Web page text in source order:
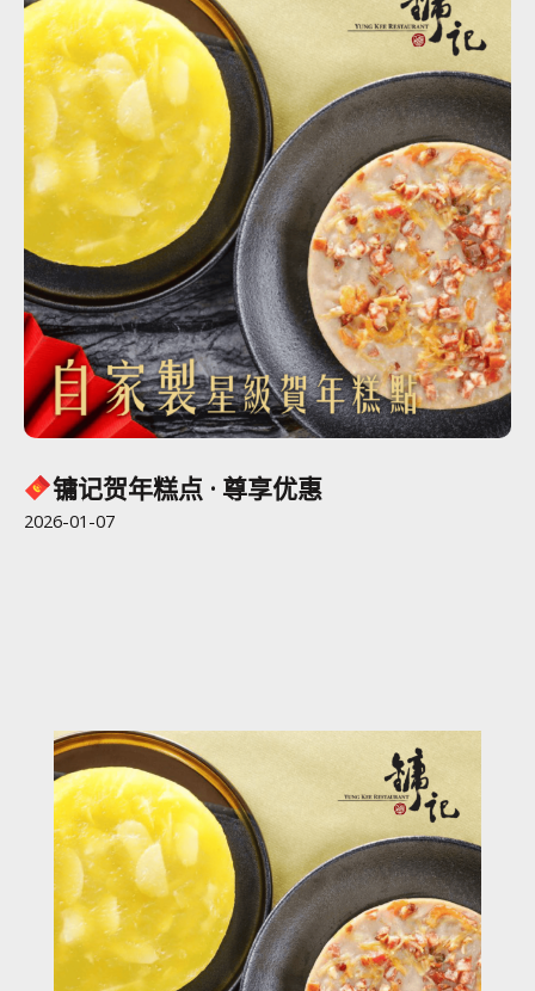
镛记贺年糕点 · 尊享优惠
2026-01-07